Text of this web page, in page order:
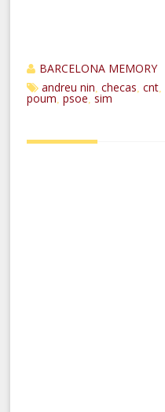
BARCELONA MEMORY
andreu nin
,checas ,cnt
poum ,psoe ,sim